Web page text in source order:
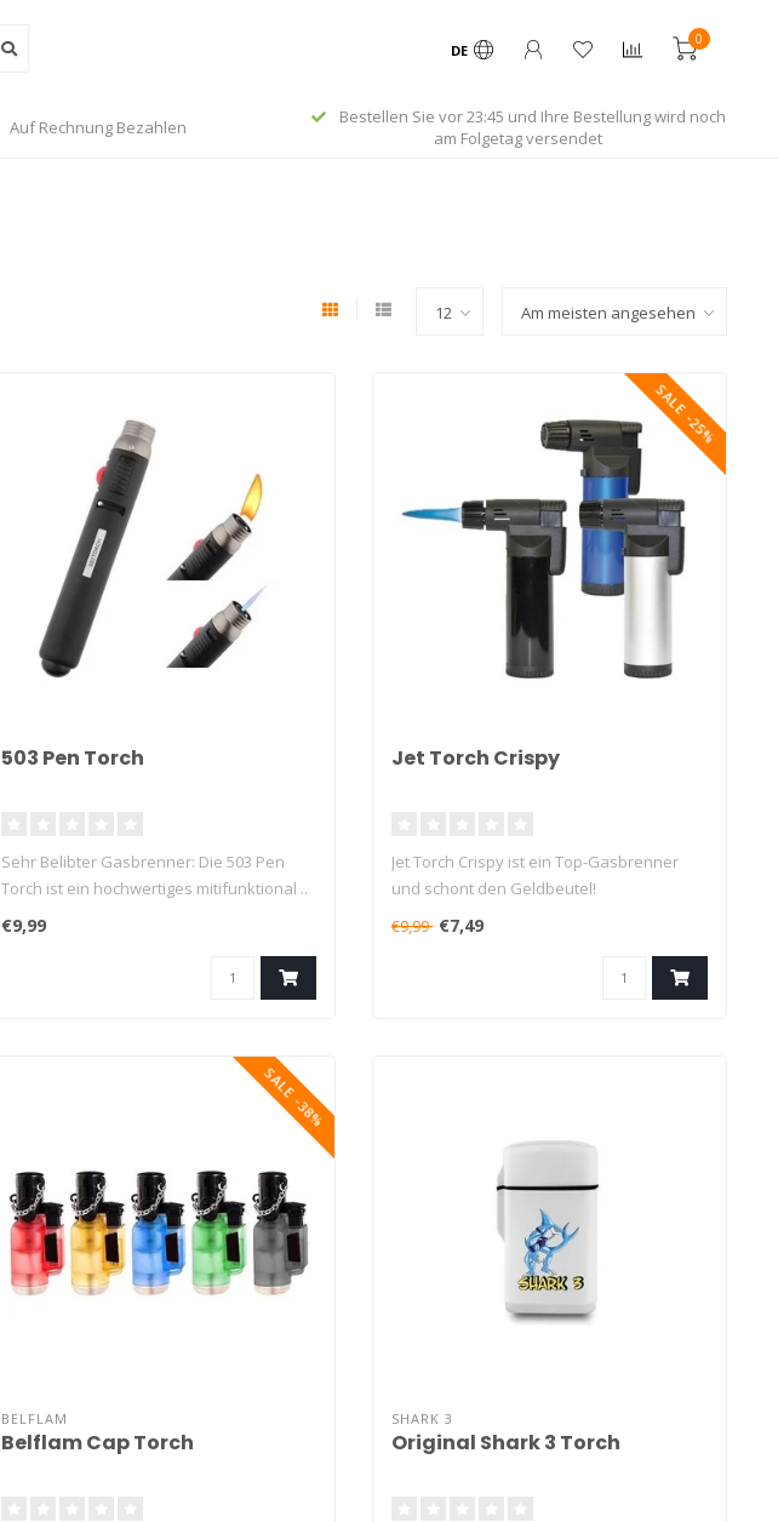
DE
0
Auf Rechnung Bezahlen
Bestellen Sie vor 23:45 und Ihre Bestellung wird noch
am Folgetag versendet
503 Pen Torch
Sehr Belibter Gasbrenner: Die 503 Pen
Torch ist ein hochwertiges mitifunktional ..
€9,99
SALE -25%
Jet Torch Crispy
Jet Torch Crispy ist ein Top-Gasbrenner
und schont den Geldbeutel!
Das Feuerze..
€9,99 €7,49
SALE -38%
BELFLAM
Belflam Cap Torch
SHARK 3
Original Shark 3 Torch